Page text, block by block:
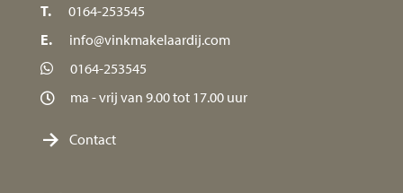
T.
0164-253545
E.
info@vinkmakelaardij.com
0164-253545
ma - vrij van 9.00 tot 17.00 uur
Contact